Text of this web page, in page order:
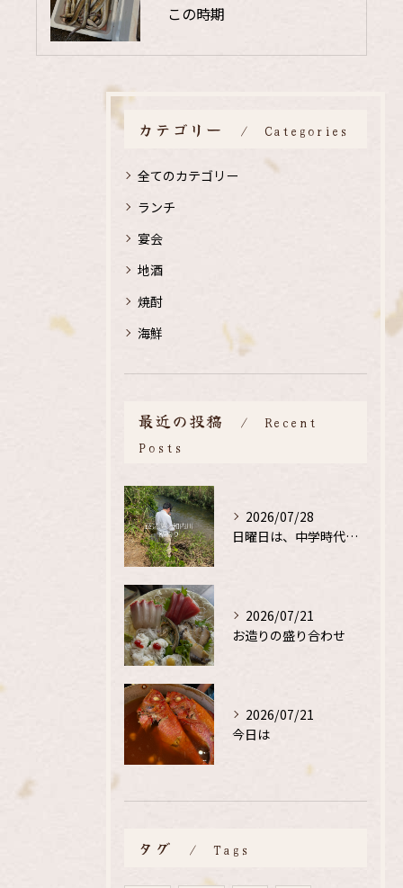
この時期
カテゴリー Categories
全てのカテゴリー
ランチ
宴会
地酒
焼酎
海鮮
最近の投稿
Recent
Posts
2026/07/28
日曜日は、中学時代の、同級生と鮎釣り
2026/07/21
お造りの盛り合わせ
2026/07/21
今日は
タグ Tags